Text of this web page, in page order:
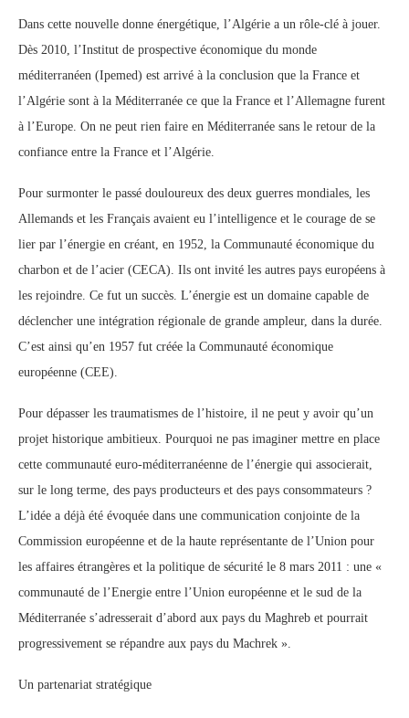
Dans cette nouvelle donne énergétique, l’Algérie a un rôle-clé à jouer.
Dès 2010, l’Institut de prospective économique du monde
méditerranéen (Ipemed) est arrivé à la conclusion que la France et
l’Algérie sont à la Méditerranée ce que la France et l’Allemagne furent
à l’Europe. On ne peut rien faire en Méditerranée sans le retour de la
confiance entre la France et l’Algérie.
Pour surmonter le passé douloureux des deux guerres mondiales, les
Allemands et les Français avaient eu l’intelligence et le courage de se
lier par l’énergie en créant, en 1952, la Communauté économique du
charbon et de l’acier (CECA). Ils ont invité les autres pays européens à
les rejoindre. Ce fut un succès. L’énergie est un domaine capable de
déclencher une intégration régionale de grande ampleur, dans la durée.
C’est ainsi qu’en 1957 fut créée la Communauté économique
européenne (CEE).
Pour dépasser les traumatismes de l’histoire, il ne peut y avoir qu’un
projet historique ambitieux. Pourquoi ne pas imaginer mettre en place
cette communauté euro-méditerranéenne de l’énergie qui associerait,
sur le long terme, des pays producteurs et des pays consommateurs ?
L’idée a déjà été évoquée dans une communication conjointe de la
Commission européenne et de la haute représentante de l’Union pour
les affaires étrangères et la politique de sécurité le 8 mars 2011 : une «
communauté de l’Energie entre l’Union européenne et le sud de la
Méditerranée s’adresserait d’abord aux pays du Maghreb et pourrait
progressivement se répandre aux pays du Machrek ».
Un partenariat stratégique